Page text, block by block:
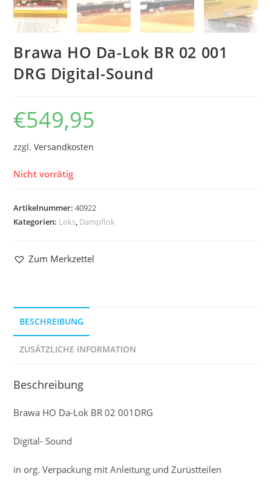
Brawa HO Da-Lok BR 02 001
DRG Digital-Sound
€549,95
zzgl.Versandkosten
Nicht vorrätig
Artikelnummer:40922
Kategorien: Loks, Dampflok
Zum Merkzettel
BESCHREIBUNG
ZUSÄTZLICHE INFORMATION
Beschreibung
Brawa HO Da-Lok BR 02 001DRG
Digital- Sound
in org. Verpackung mit Anleitung und Zurüstteilen